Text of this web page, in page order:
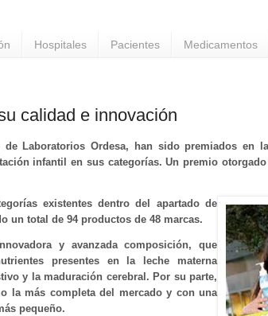
Hospitales Pacientes Medicamentos
calidad e innovación
Laboratorios Ordesa, han sido premiados en
infantil en sus categorías. Un premio
existentes dentro del apartado de
un total de 94 productos de 48 marcas.
y avanzada composición, que
presentes en la leche materna
y la maduración cerebral. Por su parte,
la más completa del mercado y con una
pequeño.